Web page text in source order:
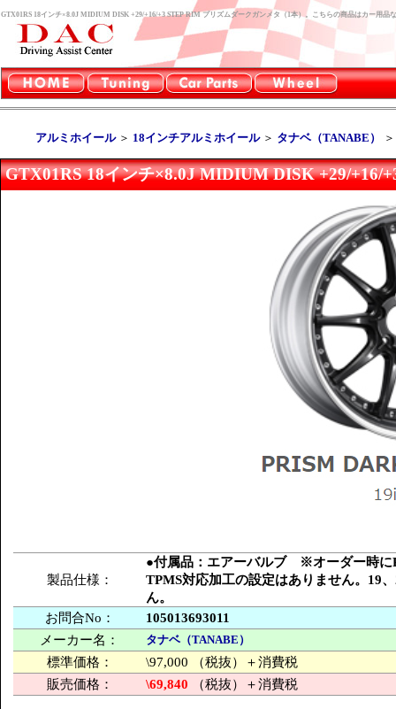
GTX01RS 18インチ×8.0J MIDIUM DISK +29/+16/+3 STEP RIM プリズムダークガンメタ（1本）。こちらの商品はカー用品
アルミホイール＞ 18インチアルミホイール＞ タナベ（TANABE）
GTX01RS 18インチ×8.0J MIDIUM DISK +29/+16/
製品仕様：
●付属品：エアーバルブ ※オーダー時に
TPMS対応加工の設定はありません。19
ん。
お問合No：
105013693011
メーカー名：
タナベ（TANABE）
標準価格：
\97,000 （税抜）＋消費税
販売価格：
\69,840 （税抜）＋消費税